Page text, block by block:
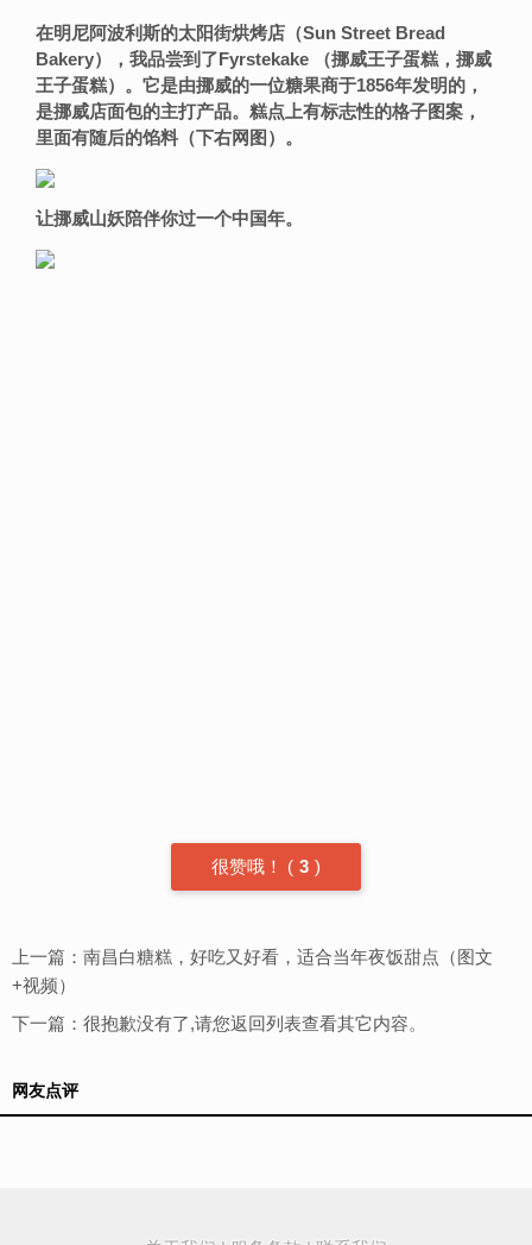
在明尼阿波利斯的太阳街烘烤店（Sun Street Bread
Bakery），我品尝到了Fyrstekake
（挪威王子蛋糕，挪威
王子蛋糕）。它是由挪威的一位糖果商于1856年发明的，
是挪威店面包的主打产品。糕点上有标志性的格子图案，
里面有随后的馅料（下右网图）。
让挪威山妖陪伴你过一个中国年。
很赞哦！ ( 3 )
上一篇： 南昌白糖糕，好吃又好看，适合当年夜饭甜点（图文
+视频）
下一篇：很抱歉没有了,请您返回列表查看其它内容。
网友点评